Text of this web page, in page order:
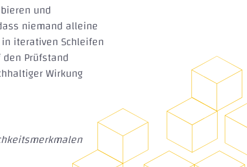
und
niemand alleine
iterativen Schleifen
Prüfstand
Wirkung